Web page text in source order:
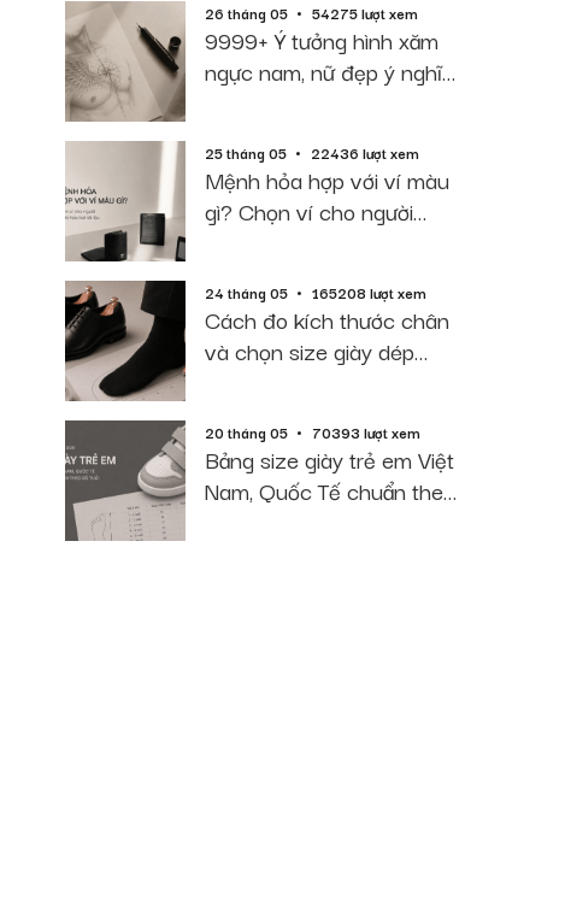
26 tháng 05 54275 lượt xem
9999+ Ý tưởng hình xăm
ngực nam, nữ đẹp ý nghĩa
25 tháng 05 22436 lượt xem
Mệnh hỏa hợp với ví màu
gì? Chọn ví cho người
24 tháng 05 165208 lượt xem
Cách đo kích thước chân
và chọn size giày dép
20 tháng 05 70393 lượt xem
Bảng size giày trẻ em Việt
Nam, Quốc Tế chuẩn theo